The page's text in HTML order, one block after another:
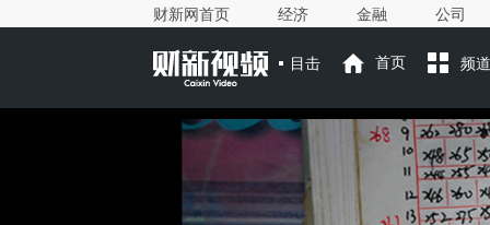
财新网首页 经济 金融 公司
目击 首页 频道